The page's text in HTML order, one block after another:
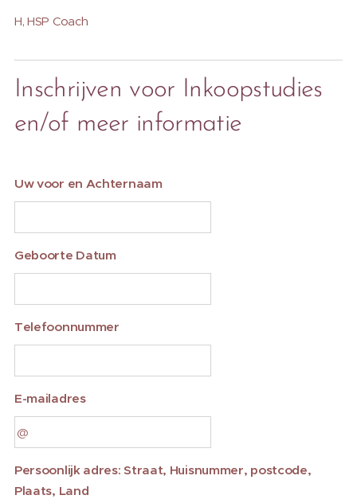
H, HSP Coach
Inschrijven voor Inkoopstudies
en/of meer informatie
Uw voor en Achternaam
Geboorte Datum
Telefoonnummer
E-mailadres
Persoonlijk adres: Straat, Huisnummer, postcode,
Plaats, Land